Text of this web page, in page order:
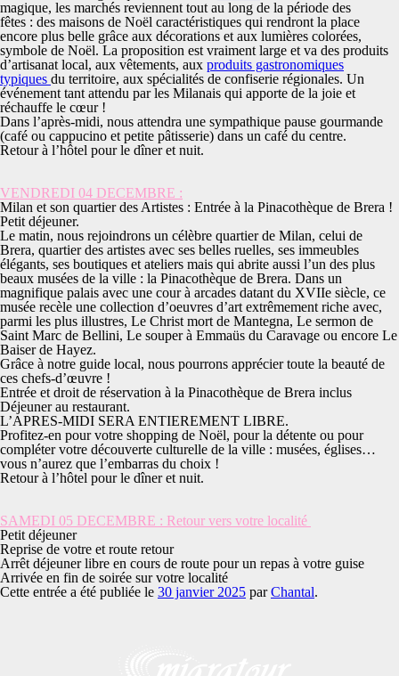
magique, les marchés reviennent tout au long de la période des
fêtes : des maisons de Noël caractéristiques qui rendront la place
encore plus belle grâce aux décorations et aux lumières colorées,
symbole de Noël. La proposition est vraiment large et va des produits
d’artisanat local, aux vêtements, aux produits gastronomiques
typiques du territoire, aux spécialités de confiserie régionales. Un
événement tant attendu par les Milanais qui apporte de la joie et
réchauffe le cœur !
Dans l’après-midi, nous attendra une sympathique pause gourmande
(café ou cappucino et petite pâtisserie) dans un café du centre.
Retour à l’hôtel pour le dîner et nuit.
VENDREDI 04 DECEMBRE :
Milan et son quartier des Artistes : Entrée à la Pinacothèque de Brera !
Petit déjeuner.
Le matin, nous rejoindrons un célèbre quartier de Milan, celui de
Brera, quartier des artistes avec ses belles ruelles, ses immeubles
élégants, ses boutiques et ateliers mais qui abrite aussi l’un des plus
beaux musées de la ville : la Pinacothèque de Brera. Dans un
magnifique palais avec une cour à arcades datant du XVIIe siècle, ce
musée recèle une collection d’oeuvres d’art extrêmement riche avec,
parmi les plus illustres, Le Christ mort de Mantegna, Le sermon de
Saint Marc de Bellini, Le souper à Emmaüs du Caravage ou encore Le
Baiser de Hayez.
Grâce à notre guide local, nous pourrons apprécier toute la beauté de
ces chefs-d’œuvre !
Entrée et droit de réservation à la Pinacothèque de Brera inclus
Déjeuner au restaurant.
L’APRES-MIDI SERA ENTIEREMENT LIBRE.
Profitez-en pour votre shopping de Noël, pour la détente ou pour
compléter votre découverte culturelle de la ville : musées, églises…
vous n’aurez que l’embarras du choix !
Retour à l’hôtel pour le dîner et nuit.
SAMEDI 05 DECEMBRE : Retour vers votre localité
Petit déjeuner
Reprise de votre et route retour
Arrêt déjeuner libre en cours de route pour un repas à votre guise
Arrivée en fin de soirée sur votre localité
Cette entrée a été publiée le 30 janvier 2025 parChantal.